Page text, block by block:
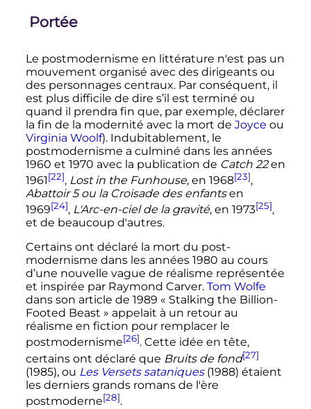
Portée
Le postmodernisme en littérature n'est pas un
mouvement organisé avec des dirigeants ou
des personnages centraux. Par conséquent, il
est plus difficile de dire s’il est terminé ou
quand il prendra fin que, par exemple, déclarer
la fin de la modernité avec la mort de Joyce ou
Virginia Woolf). Indubitablement, le
postmodernisme a culminé dans les années
1960 et 1970 avec la publication de Catch 22en
1961[22], Lost in the Funhouse, en 1968[23],
Abattoir 5 ou la Croisade des enfantsen
1969[24], L'Arc-en-ciel de la gravité, en 1973[25],
et de beaucoup d'autres.
Certains ont déclaré la mort du post-
modernisme dans les années 1980 au cours
d’une nouvelle vague de réalisme représentée
et inspirée par Raymond Carver. Tom Wolfe
dans son article de 1989 « Stalking the Billion-
Footed Beast » appelait à un retour au
réalisme en fiction pour remplacer le
postmodernisme[26]. Cette idée en tête,
certains ont déclaré que Bruits de fond[27]
(1985), ou Les Versets sataniques(1988) étaient
les derniers grands romans de l'ère
postmoderne[28].